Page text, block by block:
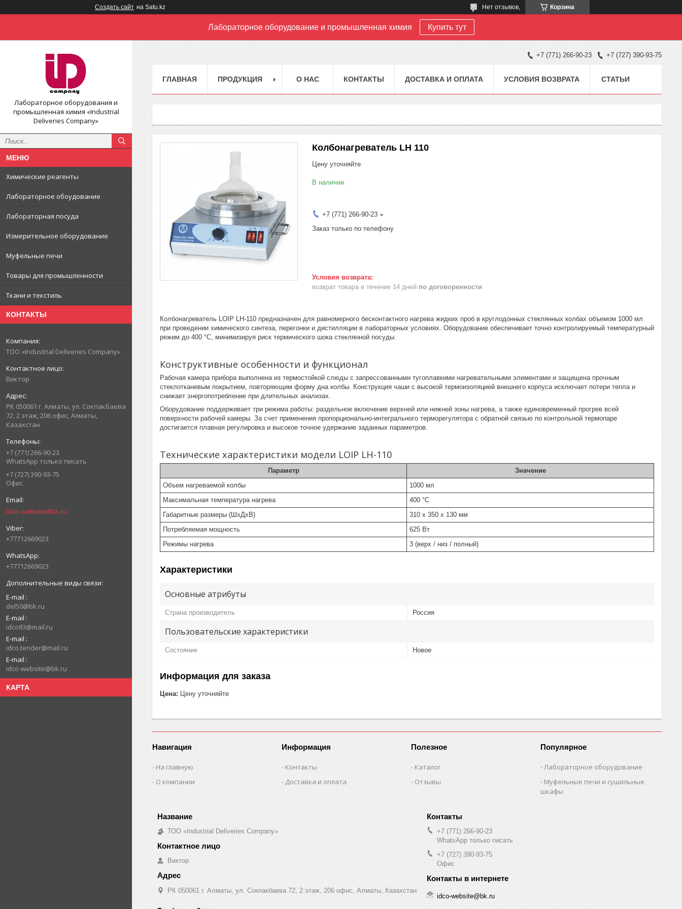
Создать сайт на Satu.kz Корзина
Нет отзывов,
Лабораторное оборудование и промышленная химия Купить тут
Лабораторное оборудования и
промышленная химия «Industrial
Deliveries Company»
Химические реагенты
Лабораторное обоудование
Лабораторная посуда
Измерительное оборудование
Муфельные печи
Товары для промышленности
Ткани и текстиль
КОНТАКТЫ
ТОО «Industrial Deliveries Company»
Виктор
РК 050061 г. Алматы, ул. Сокпакбаева
72, 2 этаж, 206 офис, Алматы,
Казахстан
+7 (771) 266-90-23
WhatsApp только писать
+7 (727) 390-93-75
Офис
idco-website@bk.ru
+77712669023
+77712669023
E-mail
del50@bk.ru
E-mail
idco83@mail.ru
E-mail
idco.tender@mail.ru
E-mail
idco-website@bk.ru
КАРТА
+7 (771) 266-90-23 +7 (727) 390-93-75
ГЛАВНАЯ ПРОДУКЦИЯ О НАС КОНТАКТЫ ДОСТАВКА И ОПЛАТА УСЛОВИЯ ВОЗВРАТА СТАТЬИ
Колбонагреватель LH 110
Цену уточняйте
В наличии
+7 (771) 266-90-23
Заказ только по телефону
возврат товара в течение 14 дней по договоренности
Колбонагреватель LOIP LH-110 предназначен для равномерного бесконтактного нагрева жидких проб в круглодонных стеклянных колбах объемом 1000 мл
при проведении химического синтеза, перегонки и дистилляции в лабораторных условиях. Оборудование обеспечивает точно контролируемый температурный
режим до 400 °C, минимизируя риск термического шока стеклянной посуды.
Конструктивные особенности и функционал
Рабочая камера прибора выполнена из термостойкой слюды с запрессованными тугоплавкими нагревательными элементами и защищена прочным
стеклотканевым покрытием, повторяющим форму дна колбы. Конструкция чаши с высокой термоизоляцией внешнего корпуса исключает потери тепла и
снижает энергопотребление при длительных анализах.
Оборудование поддерживает три режима работы: раздельное включение верхней или нижней зоны нагрева, а также единовременный прогрев всей
поверхности рабочей камеры. За счет применения пропорционально-интегрального терморегулятора с обратной связью по контрольной термопаре
достигается плавная регулировка и высокое точное удержание заданных параметров.
Технические характеристики модели LOIP LH-110
Параметр
Значение
Объем нагреваемой колбы
1000 мл
Максимальная температура нагрева
400 °C
Габаритные размеры (ШхДхВ)
310 х 350 х 130 мм
Потребляемая мощность
625 Вт
Режимы нагрева
3 (верх / низ / полный)
Характеристики
Основные атрибуты
Страна производитель Россия
Пользовательские характеристики
Состояние Новое
Информация для заказа
Цена: Цену уточняйте
Навигация
На главную
О компании
Информация
Контакты
Доставка и оплата
Полезное
Каталог
Отзывы
Популярное
Лабораторное оборудование
Муфельные печи и сушильные
шкафы
ТОО «Industrial Deliveries Company»
Виктор
РК 050061 г. Алматы, ул. Сокпакбаева 72, 2 этаж, 206 офис, Алматы, Казахстан
+7 (771) 266-90-23
WhatsApp только писать
+7 (727) 390-93-75
Офис
idco-website@bk.ru